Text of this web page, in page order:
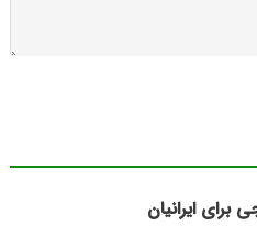
ایرانیان